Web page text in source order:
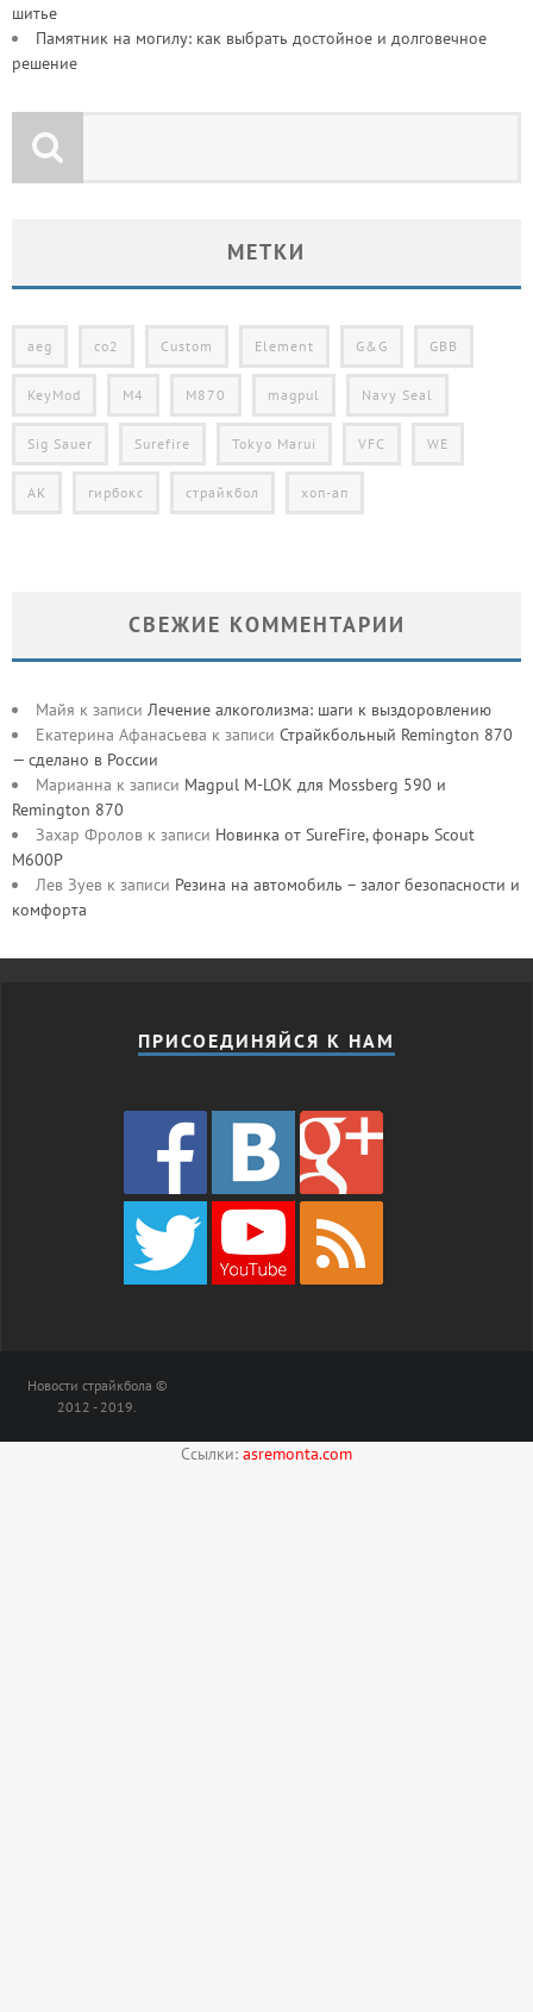
шитье
Памятник на могилу: как выбрать достойное и долговечное
решение
МЕТКИ
aeg co2 Custom Element G&G GBB
KeyMod M4 M870 magpul Navy Seal
Sig Sauer Surefire Tokyo Marui VFC WE
АК гирбокс страйкбол хоп-ап
СВЕЖИЕ КОММЕНТАРИИ
Майя к записи Лечение алкоголизма: шаги к выздоровлению
Екатерина Афанасьева к записи Страйкбольный Remington 870
— сделано в России
Марианна к записи Magpul M-LOK для Mossberg 590 и
Remington 870
Захар Фролов к записи Новинка от SureFire, фонарь Scout
M600P
Лев Зуев к записи Резина на автомобиль – залог безопасности и
комфорта
ПРИСОЕДИНЯЙСЯ К НАМ
Новости страйкбола ©
2012 - 2019.
Ссылки: asremonta.com